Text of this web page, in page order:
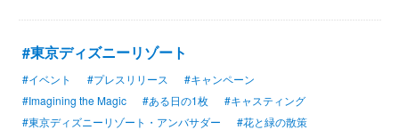
#東京ディズニーリゾート
#イベント #プレスリリース
#キャンペーン
#Imagining the Magic
#ある日の1枚
#キャスティング
#東京ディズニーリゾート・アンバサダー
#花と緑の散策